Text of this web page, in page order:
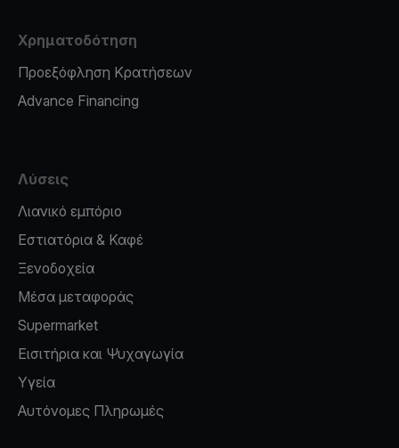
Χρηματοδότηση
Προεξόφληση Κρατήσεων
Advance Financing
Λύσεις
Λιανικό εμπόριο
Εστιατόρια & Καφέ
Ξενοδοχεία
Μέσα μεταφοράς
Supermarket
Εισιτήρια και Ψυχαγωγία
Υγεία
Αυτόνομες Πληρωμές